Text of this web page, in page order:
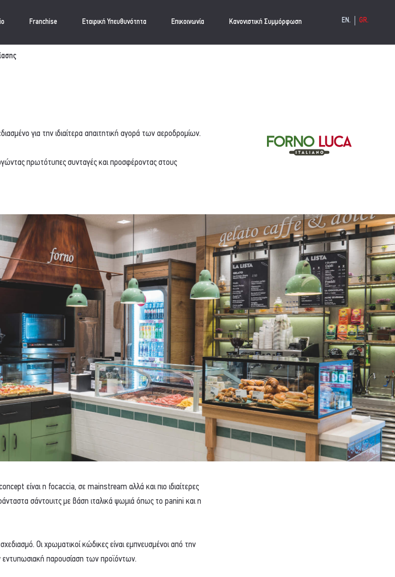
EN. GR.
Franchise Εταιρική Υπευθυνότητα Επικοινωνία Κανονιστική Συμμόρφωση
για την ιδιαίτερα απαιτητική αγορά των αεροδρομίων.
πρωτότυπες συνταγές και προσφέροντας στους
είναι η focaccia, σε mainstream αλλά και πιο ιδιαίτερες
σάντουιτς με βάση ιταλικά ψωμιά όπως το panini και η
Οι χρωματικοί κώδικες είναι εμπνευσμένοι από την
εντυπωσιακή παρουσίαση των προϊόντων.